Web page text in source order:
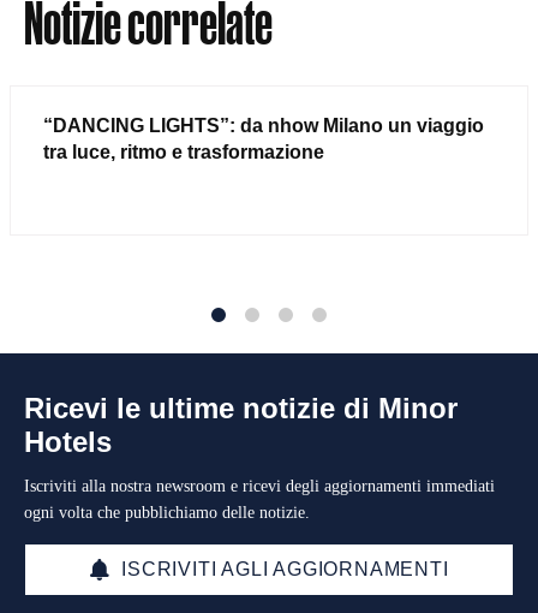
Notizie correlate
“DANCING LIGHTS”: da nhow Milano un viaggio
tra luce, ritmo e trasformazione
Ricevi le ultime notizie di Minor
Hotels
Iscriviti alla nostra newsroom e ricevi degli aggiornamenti immediati
ogni volta che pubblichiamo delle notizie.
ISCRIVITI AGLI AGGIORNAMENTI